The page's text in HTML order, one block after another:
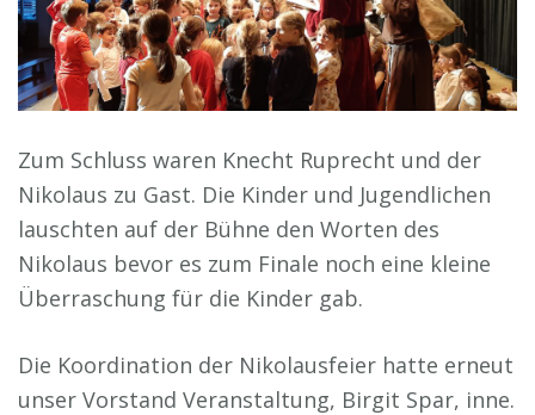
Zum Schluss waren Knecht Ruprecht und der
Nikolaus zu Gast. Die Kinder und Jugendlichen
lauschten auf der Bühne den Worten des
Nikolaus bevor es zum Finale noch eine kleine
Überraschung für die Kinder gab.
Die Koordination der Nikolausfeier hatte erneut
unser Vorstand Veranstaltung, Birgit Spar, inne.